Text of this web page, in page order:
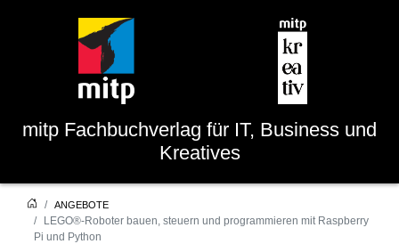
mitp Fachbuchverlag für IT, Business und
Kreatives
ANGEBOTE
LEGO®-Roboter bauen, steuern und programmieren mit Raspberry
Pi und Python